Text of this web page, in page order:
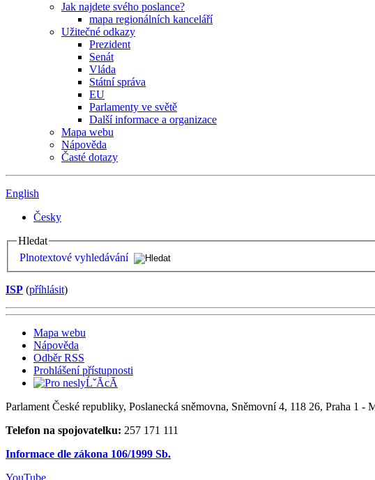
Jak najdete svého poslance?
mapa regionálních kanceláří
Užitečné odkazy
Prezident
Senát
Vláda
Státní správa
EU
Parlamenty ve světě
Další informace a organizace
Mapa webu
Nápověda
Časté dotazy
English
Česky
Hledat
Plnotextové vyhledávání
ISP (příhlásit)
Mapa webu
Nápověda
Odběr RSS
Prohlášení přístupnosti
Parlament České republiky, Poslanecká sněmovna, Sněmovní 4, 118 26, Praha 1 -
Telefon na spojovatelku: 257 171 111
Informace dle zákona 106/1999 Sb.
YouTube